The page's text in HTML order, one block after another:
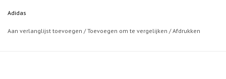
Adidas
Aan verlanglijst toevoegen /Toevoegen om te vergelijken /Afdrukken